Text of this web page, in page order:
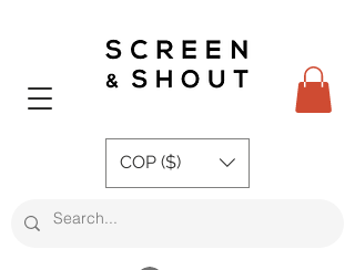
COP ($)